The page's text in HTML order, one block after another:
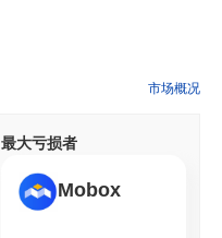
市场概况
最大亏损者
Mobox